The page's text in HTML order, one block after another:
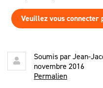
Veuillez vous connecter
Soumis parJean-
novembre 2016
Permalien